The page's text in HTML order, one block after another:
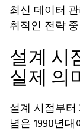
최신 데이터
취적인 전략
설계 시
실제 의미
설계 시점부터
념은 1990년